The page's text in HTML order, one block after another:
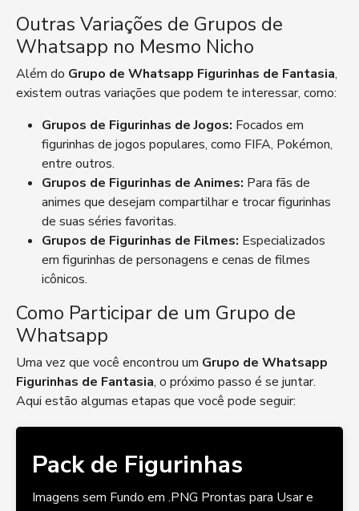
Outras Variações de Grupos de
Whatsapp no Mesmo Nicho
Além do Grupo de Whatsapp Figurinhas de Fantasia,
existem outras variações que podem te interessar, como:
Grupos de Figurinhas de Jogos: Focados em
figurinhas de jogos populares, como FIFA, Pokémon,
entre outros.
Grupos de Figurinhas de Animes: Para fãs de
animes que desejam compartilhar e trocar figurinhas
de suas séries favoritas.
Grupos de Figurinhas de Filmes: Especializados
em figurinhas de personagens e cenas de filmes
icônicos.
Como Participar de um Grupo de
Whatsapp
Uma vez que você encontrou um Grupo de Whatsapp
Figurinhas de Fantasia, o próximo passo é se juntar.
Aqui estão algumas etapas que você pode seguir:
Pack de Figurinhas
Imagens sem Fundo em .PNG Prontas para Usar e